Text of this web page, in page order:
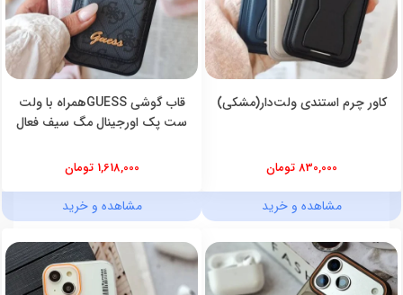
کاور چرم استندی ولت‌دار(مشکی)
830,000 تومان
مشاهده و خرید
قاب گوشی GUESSهمراه با ولت
ست پک اورجینال مگ سیف فعال
1,618,000 تومان
مشاهده و خرید